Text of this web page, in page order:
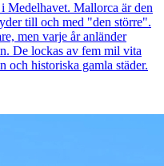
Medelhavet. Mallorca är den
till och med "den större".
men varje år anländer
De lockas av fem mil vita
och historiska gamla städer.